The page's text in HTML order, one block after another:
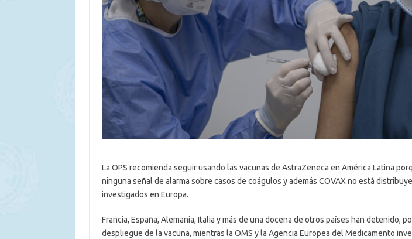
La OPS recomienda seguir usando las vacunas de AstraZeneca en América Latina
ninguna señal de alarma sobre casos de coágulos y además COVAX no está
investigados en Europa.
Francia, España, Alemania, Italia y más de una docena de otros países han detenido,
despliegue de la vacuna, mientras la OMS y la Agencia Europea del Medicamento